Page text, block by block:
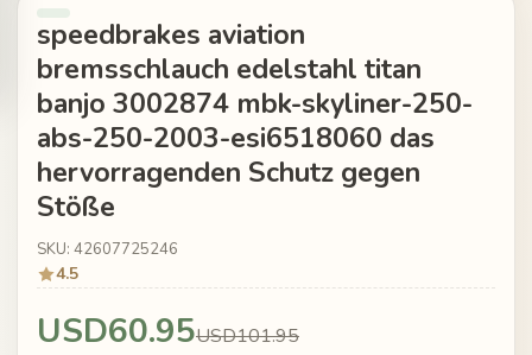
speedbrakes aviation
bremsschlauch edelstahl titan
banjo 3002874 mbk-skyliner-250-
abs-250-2003-esi6518060 das
hervorragenden Schutz gegen
Stöße
SKU: 42607725246
4.5
USD60.95USD101.95